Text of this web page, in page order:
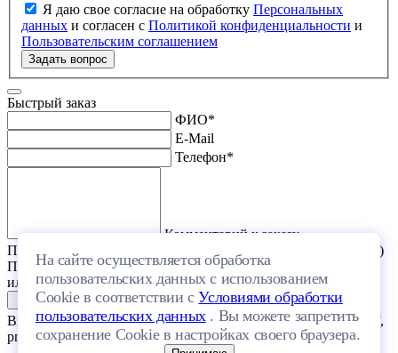
Я даю свое согласие на обработку Персональных
данных и согласен с Политикой конфиденциальности и
Пользовательским соглашением
Задать вопрос
На сайте осуществляется обработка
пользовательских данных с использованием
Cookie в соответствии сУсловиями обработки
пользовательских данных. Вы можете запретить
сохранение Cookie в настройках своего браузера.
Быстрый заказ
ФИО*
E-Mail
Телефон*
Комментарий к заказу
Прикрепить файл (проект дома или список стройматериалов)
Перетащите один или несколько файлов в эту область
или выберите файл на компьютере
Выберите файл с расширением (doc, docx, xls, xlsx, txt, rtf, pdf,
png, jpeg, jpg, gif) и размером, не превышающим 20 МБ.